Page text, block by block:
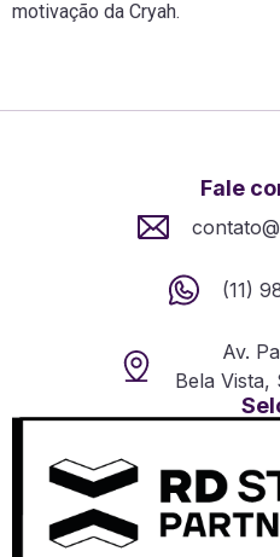
motivação da Cryah.
Fale
(11)
Av.
Bela Vista,